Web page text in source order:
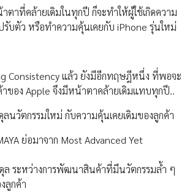
ตาที่คล้ายเดิมในทุกปี ก็จะทำให้ผู้ใช้เกิดความ
รับตัว หรือทำความคุ้นเคยกับ iPhone รุ่นใหม่
Consistency แล้ว ยังมีอีกทฤษฎีหนึ่ง ที่พอจะ
ของ Apple จึงมีหน้าตาคล้ายเดิมแทบทุกปี..
นวัตกรรมใหม่ กับความคุ้นเคยเดิมของลูกค้า
ย่อมาจาก Most Advanced Yet
ล ระหว่างการพัฒนาสินค้าที่มีนวัตกรรมล้ำ ๆ
ลูกค้า